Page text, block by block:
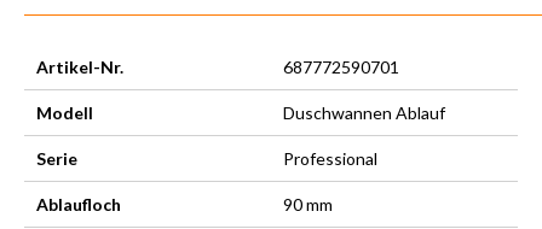
Artikel-Nr. 687772590701
Modell Duschwannen Ablauf
Serie Professional
Ablaufloch 90 mm